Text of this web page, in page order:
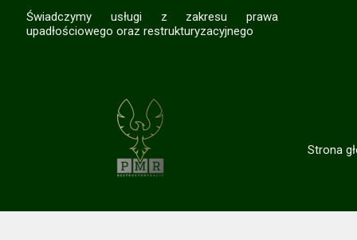
Strona
Świadczymy usługi z zakresu prawa
upadłościowego oraz restrukturyzacyjnego